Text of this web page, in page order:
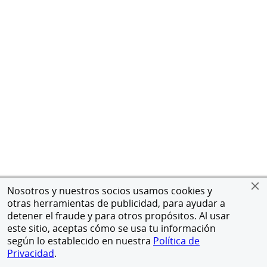
Nosotros y nuestros socios usamos cookies y
otras herramientas de publicidad, para ayudar a
detener el fraude y para otros propósitos. Al usar
este sitio, aceptas cómo se usa tu información
según lo establecido en nuestra Política de
Privacidad.